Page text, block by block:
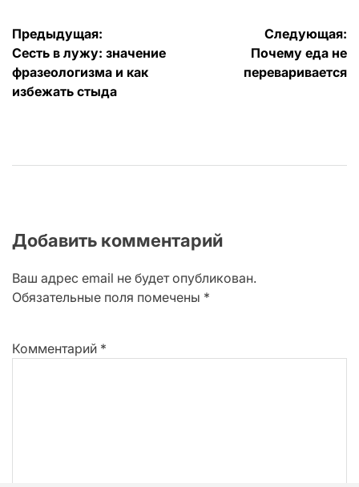
Навигация
по
записям
Предыдущая:
Сесть в лужу: значение
фразеологизма и как
избежать стыда
Следующая:
Почему еда не
переваривается
Добавить комментарий
Ваш адрес email не будет опубликован.
Обязательные поля помечены *
Комментарий *